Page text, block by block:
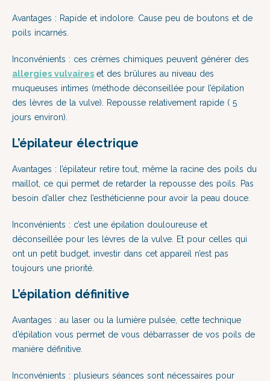
Avantages : Rapide et indolore. Cause peu de boutons et de
poils incarnés.
Inconvénients : ces crèmes chimiques peuvent générer des
allergies vulvaires et des brûlures au niveau des
muqueuses intimes (méthode déconseillée pour l’épilation
des lèvres de la vulve). Repousse relativement rapide ( 5
jours environ).
L’épilateur électrique
Avantages : l’épilateur retire tout, même la racine des poils du
maillot, ce qui permet de retarder la repousse des poils. Pas
besoin d’aller chez l’esthéticienne pour avoir la peau douce.
Inconvénients : c’est une épilation douloureuse et
déconseillée pour les lèvres de la vulve. Et pour celles qui
ont un petit budget, investir dans cet appareil n’est pas
toujours une priorité.
L’épilation définitive
Avantages : au laser ou la lumière pulsée, cette technique
d’épilation vous permet de vous débarrasser de vos poils de
manière définitive.
Inconvénients : plusieurs séances sont nécessaires pour